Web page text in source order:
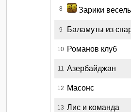
8 Зарики
9 Баламуты из
10 Романов клуб
11 Азербайджан
12 Масонс
13 Лис и команда